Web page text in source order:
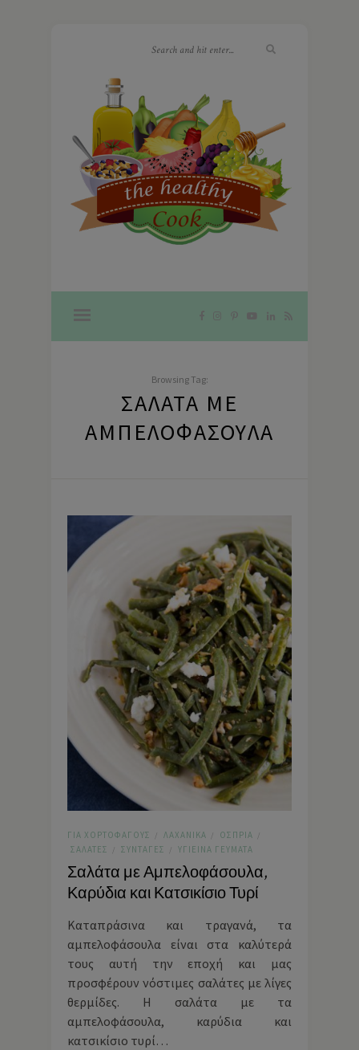
Browsing Tag:
ΣΑΛΆΤΑ ΜΕ
ΑΜΠΕΛΟΦΆΣΟΥΛΑ
ΓΙΑ ΧΟΡΤΟΦΆΓΟΥΣ ΛΑΧΑΝΙΚΆ ΌΣΠΡΙΑ
ΣΑΛΆΤΕΣ ΣΥΝΤΑΓΈΣ ΥΓΙΕΙΝΆ ΓΕΎΜΑΤΑ
Σαλάτα με Αμπελοφάσουλα,
Καρύδια και Κατσικίσιο Τυρί
Καταπράσινα και τραγανά, τα
αμπελοφάσουλα είναι στα καλύτερά
τους αυτή την εποχή και μας
προσφέρουν νόστιμες σαλάτες με λίγες
θερμίδες. Η σαλάτα με τα
αμπελοφάσουλα, καρύδια και
κατσικίσιο τυρί…